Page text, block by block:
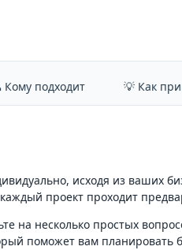
Кому подходит 💡 Как
исходя из ваших
проект проходит
на несколько простых
поможет вам планировать